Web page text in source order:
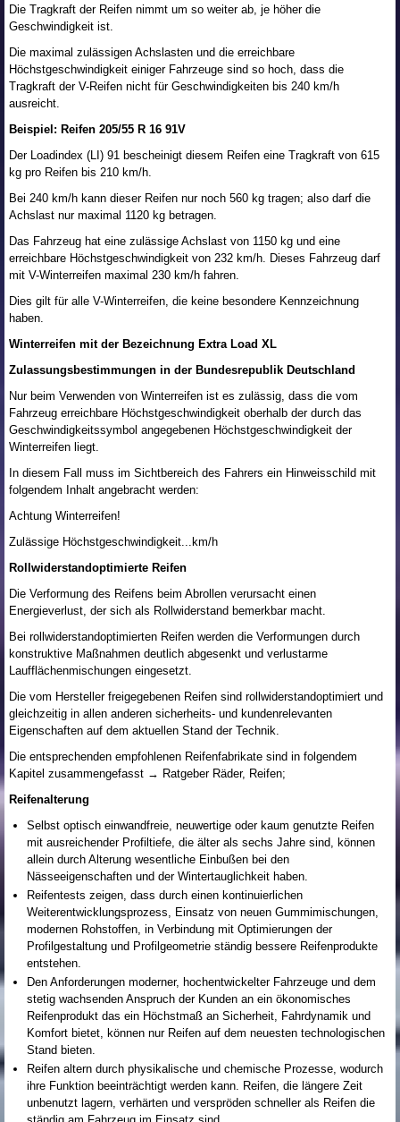
Die Tragkraft der Reifen nimmt um so weiter ab, je höher die
Geschwindigkeit ist.
Die maximal zulässigen Achslasten und die erreichbare
Höchstgeschwindigkeit einiger Fahrzeuge sind so hoch, dass die
Tragkraft der V-Reifen nicht für Geschwindigkeiten bis 240 km/h
ausreicht.
Beispiel: Reifen 205/55 R 16 91V
Der Loadindex (LI) 91 bescheinigt diesem Reifen eine Tragkraft von 615
kg pro Reifen bis 210 km/h.
Bei 240 km/h kann dieser Reifen nur noch 560 kg tragen; also darf die
Achslast nur maximal 1120 kg betragen.
Das Fahrzeug hat eine zulässige Achslast von 1150 kg und eine
erreichbare Höchstgeschwindigkeit von 232 km/h. Dieses Fahrzeug darf
mit V-Winterreifen maximal 230 km/h fahren.
Dies gilt für alle V-Winterreifen, die keine besondere Kennzeichnung
haben.
Winterreifen mit der Bezeichnung Extra Load XL
Zulassungsbestimmungen in der Bundesrepublik Deutschland
Nur beim Verwenden von Winterreifen ist es zulässig, dass die vom
Fahrzeug erreichbare Höchstgeschwindigkeit oberhalb der durch das
Geschwindigkeitssymbol angegebenen Höchstgeschwindigkeit der
Winterreifen liegt.
In diesem Fall muss im Sichtbereich des Fahrers ein Hinweisschild mit
folgendem Inhalt angebracht werden:
Achtung Winterreifen!
Zulässige Höchstgeschwindigkeit...km/h
Rollwiderstandoptimierte Reifen
Die Verformung des Reifens beim Abrollen verursacht einen
Energieverlust, der sich als Rollwiderstand bemerkbar macht.
Bei rollwiderstandoptimierten Reifen werden die Verformungen durch
konstruktive Maßnahmen deutlich abgesenkt und verlustarme
Laufflächenmischungen eingesetzt.
Die vom Hersteller freigegebenen Reifen sind rollwiderstandoptimiert und
gleichzeitig in allen anderen sicherheits- und kundenrelevanten
Eigenschaften auf dem aktuellen Stand der Technik.
Die entsprechenden empfohlenen Reifenfabrikate sind in folgendem
Kapitel zusammengefasst → Ratgeber Räder, Reifen;
Reifenalterung
Selbst optisch einwandfreie, neuwertige oder kaum genutzte Reifen
mit ausreichender Profiltiefe, die älter als sechs Jahre sind, können
allein durch Alterung wesentliche Einbußen bei den
Nässeeigenschaften und der Wintertauglichkeit haben.
Reifentests zeigen, dass durch einen kontinuierlichen
Weiterentwicklungsprozess, Einsatz von neuen Gummimischungen,
modernen Rohstoffen, in Verbindung mit Optimierungen der
Profilgestaltung und Profilgeometrie ständig bessere Reifenprodukte
entstehen.
Den Anforderungen moderner, hochentwickelter Fahrzeuge und dem
stetig wachsenden Anspruch der Kunden an ein ökonomisches
Reifenprodukt das ein Höchstmaß an Sicherheit, Fahrdynamik und
Komfort bietet, können nur Reifen auf dem neuesten technologischen
Stand bieten.
Reifen altern durch physikalische und chemische Prozesse, wodurch
ihre Funktion beeinträchtigt werden kann. Reifen, die längere Zeit
unbenutzt lagern, verhärten und verspröden schneller als Reifen die